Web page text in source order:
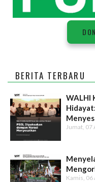
BERITA TERBARU
WALHI
Jumat, 07
Kamis, 06